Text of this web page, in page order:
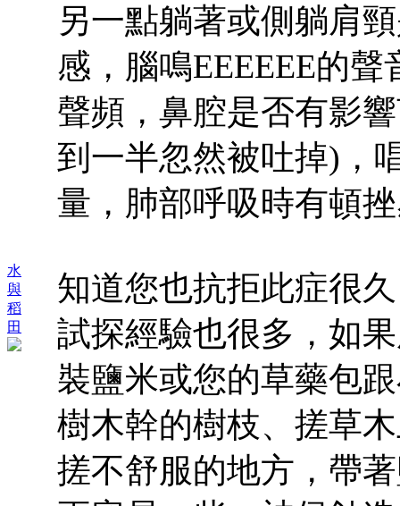
水
與
稻
田
另一點躺著或側躺肩
感，腦鳴EEEEEE的
聲頻，鼻腔是否有影
到一半忽然被吐掉)，
量，肺部呼吸時有頓
知道您也抗拒此症很
試探經驗也很多，如
裝鹽米或您的草藥包
樹木幹的樹枝、搓草
搓不舒服的地方，帶